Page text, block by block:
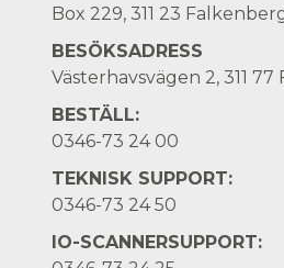
Box 229, 311 23
BESÖKSADRESS
Västerhavsvägen 2, 311
BESTÄLL:
0346-73 24 00
TEKNISK SUPPORT:
0346-73 24 50
IO-SCANNERSUPPORT: